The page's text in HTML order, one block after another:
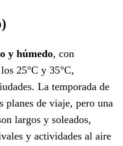
y húmedo, con
25°C y 35°C,
La temporada de
planes de viaje, pero una
largos y soleados,
y actividades al aire